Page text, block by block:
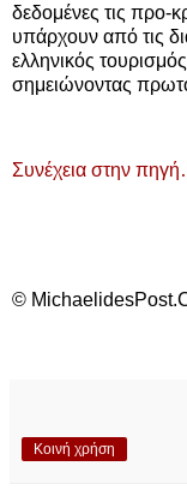
δεδομένες τις προ-
υπάρχουν από τις
ελληνικός
σημειώνοντας
Συνέχεια στην
©
Κοινή χρήση